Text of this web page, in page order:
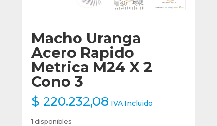
Macho Uranga
Acero Rapido
Metrica M24 X 2
Cono 3
$ 220.232,08 IVA Incluido
1 disponibles